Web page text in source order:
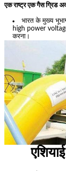
एक राष्ट्र एक गैस ग्रिड
भारत के मुख्य
high power
करना।